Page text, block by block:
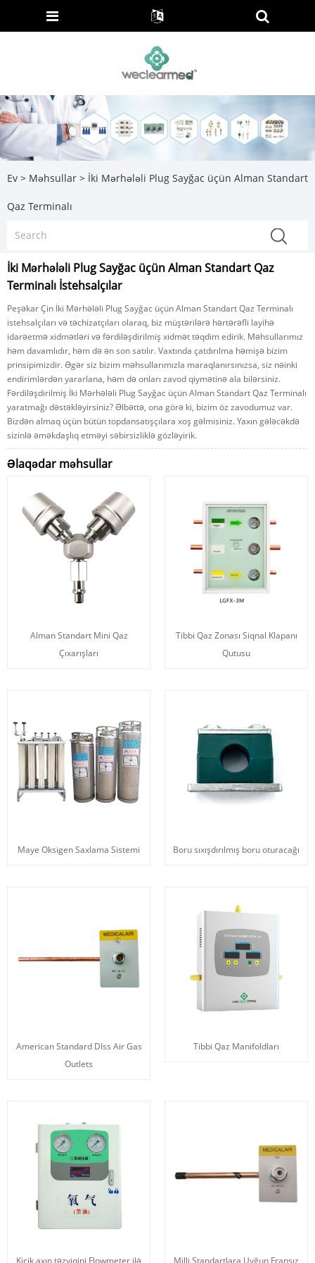
Ev > Məhsullar > İki Mərhələli Plug Sayğac üçün Alman Standart
Qaz Terminalı
İki Mərhələli Plug Sayğac üçün Alman Standart Qaz
Terminalı İstehsalçılar
Peşəkar Çin İki Mərhələli Plug Sayğac üçün Alman Standart Qaz Terminalı
istehsalçıları və təchizatçıları olaraq, biz müştərilərə hərtərəfli layihə
idarəetmə xidmətləri və fərdiləşdirilmiş xidmət təqdim edirik. Məhsullarımız
həm davamlıdır, həm də ən son satılır. Vaxtında çatdırılma həmişə bizim
prinsipimizdir. Əgər siz bizim məhsullarımızla maraqlanırsınızsa, siz nəinki
endirimlərdən yararlana, həm də onları zavod qiymətinə ala bilərsiniz.
Fərdiləşdirilmiş İki Mərhələli Plug Sayğac üçün Alman Standart Qaz Terminalı
yaratmağı dəstəkləyirsiniz? Əlbəttə, ona görə ki, bizim öz zavodumuz var.
Bizdən almaq üçün bütün topdansatışçılara xoş gəlmisiniz. Yaxın gələcəkdə
sizinlə əməkdaşlıq etməyi səbirsizliklə gözləyirik.
Əlaqədar məhsullar
Alman Standart Mini Qaz
Çıxarışları
Tibbi Qaz Zonası Siqnal Klapanı
Qutusu
Maye Oksigen Saxlama Sistemi Boru sıxışdırılmış boru oturacağı
American Standard DIss Air Gas
Outlets
Tibbi Qaz Manifoldları